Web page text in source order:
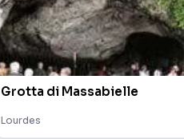
Grotta di Massabielle
Lourdes